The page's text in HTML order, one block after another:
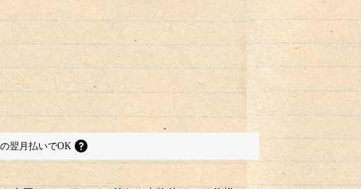
翌月払いでOK